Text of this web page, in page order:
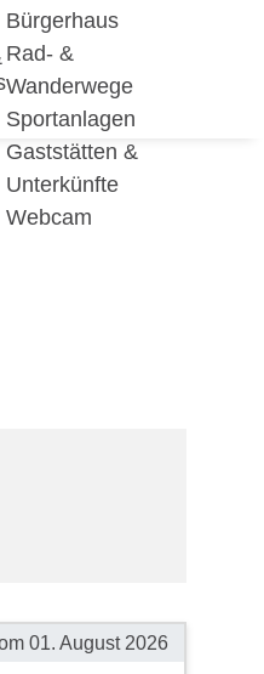
Bürgerhaus
Rad- &
Wanderwege
Sportanlagen
Gaststätten &
Unterkünfte
Webcam
01. August 2026